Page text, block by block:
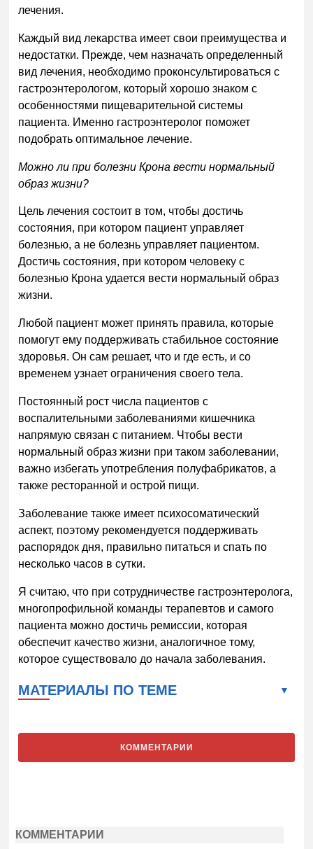
лечения.
Каждый вид лекарства имеет свои преимущества и
недостатки. Прежде, чем назначать определенный
вид лечения, необходимо проконсультироваться с
гастроэнтерологом, который хорошо знаком с
особенностями пищеварительной системы
пациента. Именно гастроэнтеролог поможет
подобрать оптимальное лечение.
Можно ли при болезни Крона вести нормальный
образ жизни?
Цель лечения состоит в том, чтобы достичь
состояния, при котором пациент управляет
болезнью, а не болезнь управляет пациентом.
Достичь состояния, при котором человеку с
болезнью Крона удается вести нормальный образ
жизни.
Любой пациент может принять правила, которые
помогут ему поддерживать стабильное состояние
здоровья. Он сам решает, что и где есть, и со
временем узнает ограничения своего тела.
Постоянный рост числа пациентов с
воспалительными заболеваниями кишечника
напрямую связан с питанием. Чтобы вести
нормальный образ жизни при таком заболевании,
важно избегать употребления полуфабрикатов, а
также ресторанной и острой пищи.
Заболевание также имеет психосоматический
аспект, поэтому рекомендуется поддерживать
распорядок дня, правильно питаться и спать по
несколько часов в сутки.
Я считаю, что при сотрудничестве гастроэнтеролога,
многопрофильной команды терапевтов и самого
пациента можно достичь ремиссии, которая
обеспечит качество жизни, аналогичное тому,
которое существовало до начала заболевания.
МАТЕРИАЛЫ ПО ТЕМЕ
КОММЕНТАРИИ
КОММЕНТАРИИ